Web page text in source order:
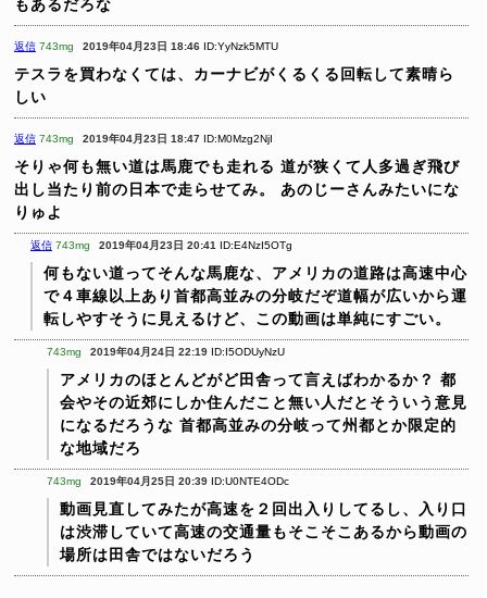
もあるだろな
返信 743mg 2019年04月23日 18:46 ID:YyNzk5MTU
テスラを買わなくては、カーナビがくるくる回転して素晴ら
しい
返信 743mg 2019年04月23日 18:47 ID:M0Mzg2NjI
そりゃ何も無い道は馬鹿でも走れる 道が狭くて人多過ぎ飛び
出し当たり前の日本で走らせてみ。
あのじーさんみたいにな
りゅよ
返信 743mg 2019年04月23日 20:41 ID:E4NzI5OTg
何もない道ってそんな馬鹿な、アメリカの道路は高速中心
で４車線以上あり首都高並みの分岐だぞ道幅が広いから運
転しやすそうに見えるけど、この動画は単純にすごい。
743mg 2019年04月24日 22:19 ID:I5ODUyNzU
アメリカのほとんどがど田舎って言えばわかるか？ 都
会やその近郊にしか住んだこと無い人だとそういう意見
になるだろうな 首都高並みの分岐って州都とか限定的
な地域だろ
743mg 2019年04月25日 20:39 ID:U0NTE4ODc
動画見直してみたが高速を２回出入りしてるし、入り口
は渋滞していて高速の交通量もそこそこあるから動画の
場所は田舎ではないだろう